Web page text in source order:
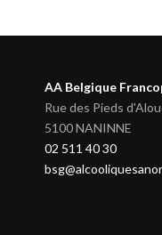
AA Belgique
Rue des Pieds
5100 NANINNE
02 511 40 30